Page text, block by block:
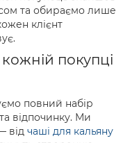
та обираємо лише
клієнт
покупці
повний набір
відпочинку. Ми
від чаші для кальяну